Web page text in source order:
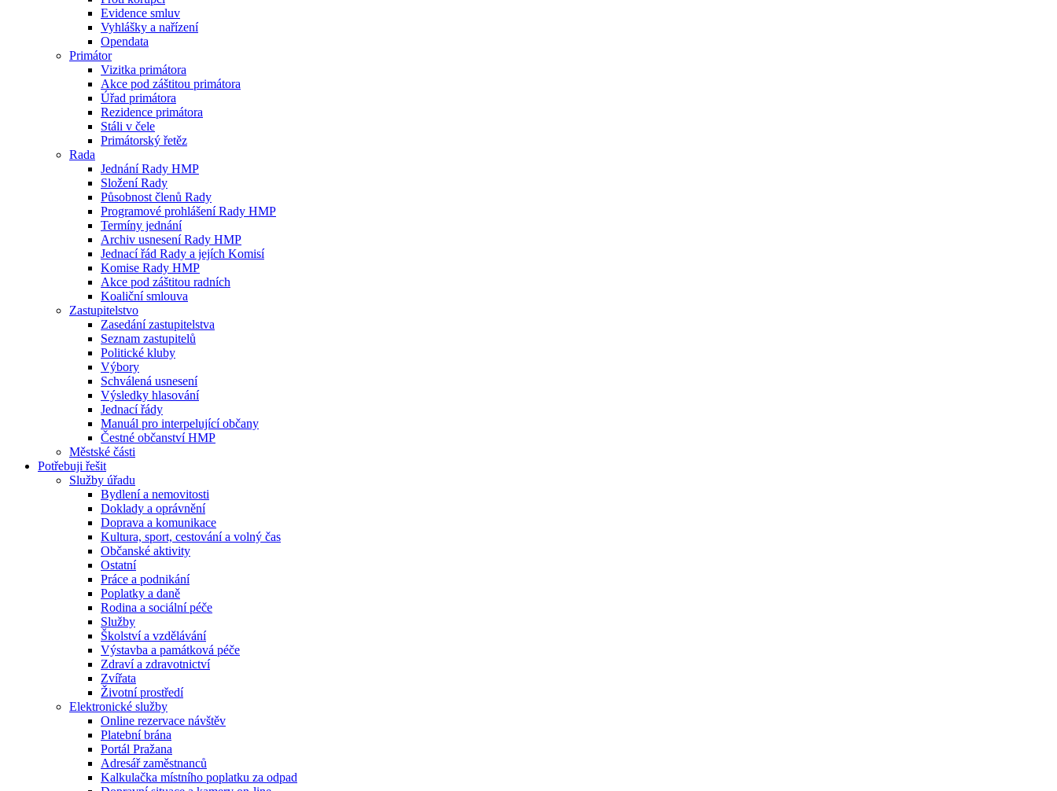
Evidence smluv
Vyhlášky a nařízení
Opendata
Primátor
Vizitka primátora
Akce pod záštitou primátora
Úřad primátora
Rezidence primátora
Stáli v čele
Primátorský řetěz
Rada
Jednání Rady HMP
Složení Rady
Působnost členů Rady
Programové prohlášení Rady HMP
Termíny jednání
Archiv usnesení Rady HMP
Jednací řád Rady a jejích Komisí
Komise Rady HMP
Akce pod záštitou radních
Koaliční smlouva
Zastupitelstvo
Zasedání zastupitelstva
Seznam zastupitelů
Politické kluby
Výbory
Schválená usnesení
Výsledky hlasování
Jednací řády
Manuál pro interpelující občany
Čestné občanství HMP
Městské části
Potřebuji řešit
Služby úřadu
Bydlení a nemovitosti
Doklady a oprávnění
Doprava a komunikace
Kultura, sport, cestování a volný čas
Občanské aktivity
Ostatní
Práce a podnikání
Poplatky a daně
Rodina a sociální péče
Služby
Školství a vzdělávání
Výstavba a památková péče
Zdraví a zdravotnictví
Zvířata
Životní prostředí
Elektronické služby
Online rezervace návštěv
Platební brána
Portál Pražana
Adresář zaměstnanců
Kalkulačka místního poplatku za odpad